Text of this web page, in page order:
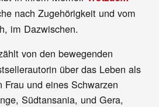
nach Zugehörigkeit und vom
im Dazwischen.
von den bewegenden
über das Leben als
Frau und eines Schwarzen
Südtansania, und Gera,